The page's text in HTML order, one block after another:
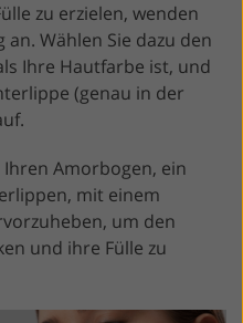
zu erzielen, wenden
Wählen Sie dazu den
Ihre Hautfarbe ist, und
(genau in der
Ihren Amorbogen, ein
mit einem
um den
und ihre Fülle zu